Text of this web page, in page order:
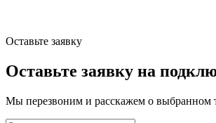
Оставьте заявку
Оставьте заявку на
Мы перезвоним и расскажем о выбранном